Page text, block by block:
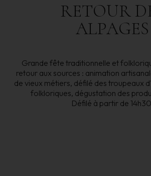
RETOUR
ALPAGES
Grande fête traditionnelle et
retour aux sources : animation
de vieux métiers, défilé des troupeaux
folkloriques, dégustation des
Défilé à partir de